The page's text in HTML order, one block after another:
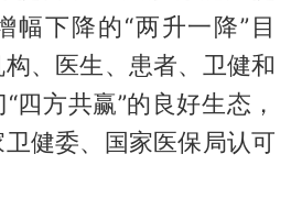
幅下降的“两升一降”目
、医生、患者、卫健和
四方共赢”的良好生态，
健委、国家医保局认可